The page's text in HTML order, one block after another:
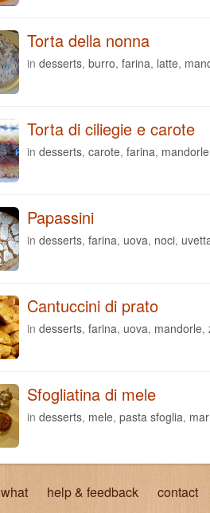
Torta della nonna
in desserts, burro, farina, latte,
Torta di ciliegie e carote
in desserts, carote, farina, mandorle
Papassini
in desserts, farina, uova, noci,
Cantuccini di prato
in desserts, farina, uova, mandorle,
Sfogliatina di mele
in desserts, mele, pasta sfoglia,
what help & feedback contact